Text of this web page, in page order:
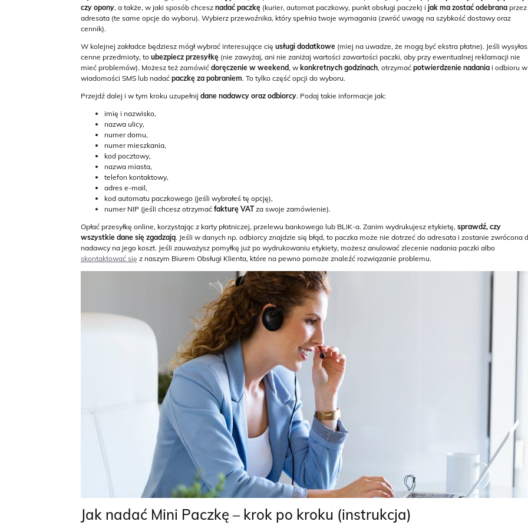
czy opony, a także, w jaki sposób chcesz nadać paczkę (kurier, automat paczkowy, punkt obsługi paczek) i jak ma zostać odebrana przez
adresata (te same opcje do wyboru). Wybierz przewoźnika, który spełnia twoje wymagania (zwróć uwagę na szybkość dostawy oraz
cennik).
W kolejnej zakładce będziesz mógł wybrać interesujące cię usługi dodatkowe (miej na uwadze, że mogą być ekstra płatne). Jeśli
cenne przedmioty, to ubezpiecz przesyłkę (nie zawyżaj, ani nie zaniżaj wartości zawartości paczki, aby przy ewentualnej reklamacji nie
mieć problemów). Możesz też zamówić doręczenie w weekend, w konkretnych godzinach, otrzymać potwierdzenie nadania i odbioru w
wiadomości SMS lub nadać paczkę za pobraniem. To tylko część opcji do wyboru.
Przejdź dalej i w tym kroku uzupełnij dane nadawcy oraz odbiorcy. Podaj takie informacje jak:
imię i nazwisko,
nazwa ulicy,
numer domu,
numer mieszkania,
kod pocztowy,
nazwa miasta,
telefon kontaktowy,
adres e-mail,
kod automatu paczkowego (jeśli wybrałeś tę opcję),
numer NIP (jeśli chcesz otrzymać fakturę VATza swoje zamówienie).
Opłać przesyłkę online, korzystając z karty płatniczej, przelewu bankowego lub BLIK-a. Zanim wydrukujesz etykietę, sprawdź, czy
wszystkie dane się zgadzają. Jeśli w danych np. odbiorcy znajdzie się błąd, to paczka może nie dotrzeć do adresata i zostanie zwrócona
nadawcy na jego koszt. Jeśli zauważysz pomyłkę już po wydrukowaniu etykiety, możesz anulować zlecenie nadania paczki albo
skontaktować się z naszym Biurem Obsługi Klienta, które na pewno pomoże znaleźć rozwiązanie problemu.
Jak nadać Mini Paczkę – krok po kroku (instrukcja)